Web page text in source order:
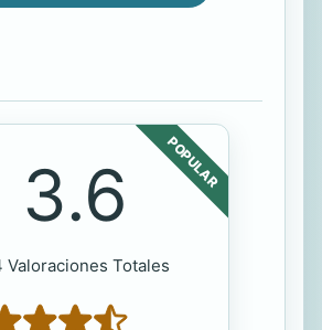
POPULAR
3.6
Valoraciones Totales